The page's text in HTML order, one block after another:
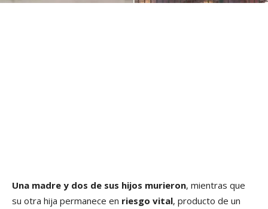
Una madre y dos de sus hijos murieron, mientras que
su otra hija permanece en riesgo vital, producto de un